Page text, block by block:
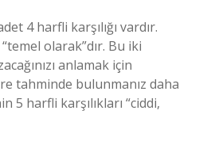
4 harfli karşılığı vardır.
olarak”dır. Bu iki
anlamak için
tahminde bulunmanız daha
5 harfli karşılıkları “ciddi,